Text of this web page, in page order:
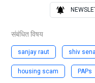
संबंधित विषय
sanjay raut shiv
housing scam PAPs